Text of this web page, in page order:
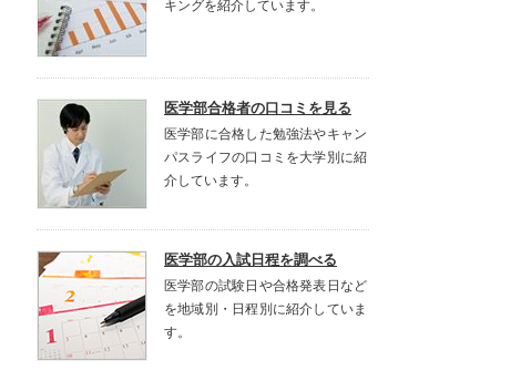
キングを紹介しています。
医学部合格者の口コミを見る
医学部に合格した勉強法やキャン
パスライフの口コミを大学別に紹
介しています。
医学部の入試日程を調べる
医学部の試験日や合格発表日など
を地域別・日程別に紹介していま
す。